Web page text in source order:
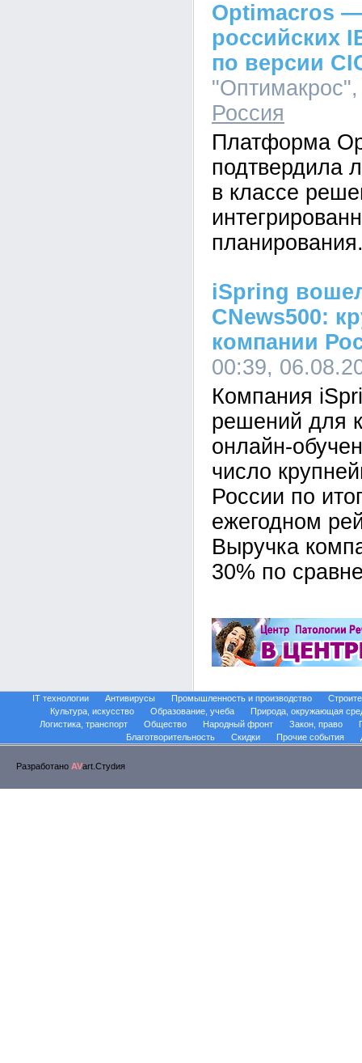
Optimacros —
российских
по версии
Россия
Платформа
подтвердила
в классе
iSpring
CNews500:
компании
00:39,
Компания
решений для
онлайн-
число
России по
ежегодном
Выручка
30% по
IT технологии Антивирусы Промышленность и производство
Культура, искусство
Образование, учеба
Природа, окружающая
Логистика, транспорт
Общество Народный фронт Закон, право
Благотворительность
Скидки Прочие события
Разработано AVart.Стуdия